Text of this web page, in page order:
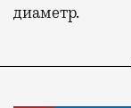
диаметр.